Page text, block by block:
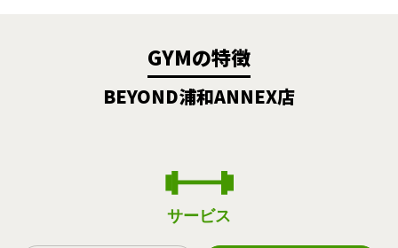
GYMの特徴
BEYOND浦和ANNEX店
サービス